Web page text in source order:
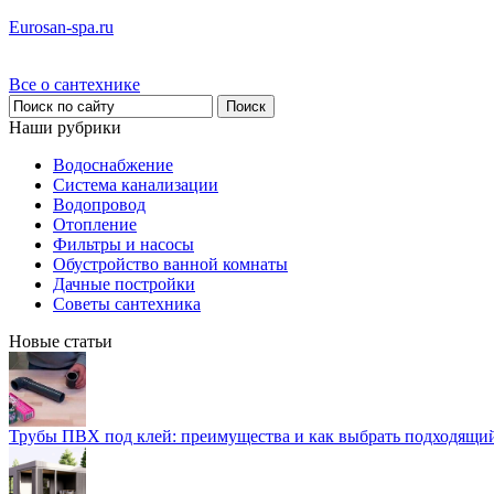
Eurosan-spa.ru
Все о сантехнике
Наши рубрики
Водоснабжение
Система канализации
Водопровод
Отопление
Фильтры и насосы
Обустройство ванной комнаты
Дачные постройки
Советы сантехника
Новые статьи
Трубы ПВХ под клей: преимущества и как выбрать